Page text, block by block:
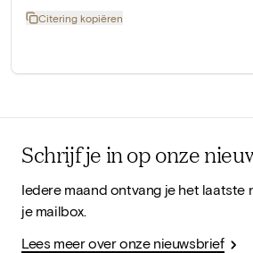
Citering kopiëren
Schrijf je in op onze
Iedere maand ontvang je het laatste
je mailbox.
Lees meer over onze nieuwsbrief